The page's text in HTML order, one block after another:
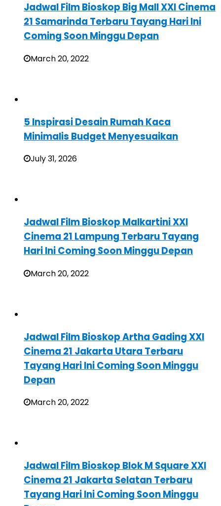
Jadwal Film Bioskop Big Mall XXI Cinema
21 Samarinda Terbaru Tayang Hari Ini
Coming Soon Minggu Depan
March 20, 2022
5 Inspirasi Desain Rumah Kaca
Minimalis Budget Menyesuaikan
July 31, 2026
Jadwal Film Bioskop Malkartini XXI
Cinema 21 Lampung Terbaru Tayang
Hari Ini Coming Soon Minggu Depan
March 20, 2022
Jadwal Film Bioskop Artha Gading XXI
Cinema 21 Jakarta Utara Terbaru
Tayang Hari Ini Coming Soon Minggu
Depan
March 20, 2022
Jadwal Film Bioskop Blok M Square XXI
Cinema 21 Jakarta Selatan Terbaru
Tayang Hari Ini Coming Soon Minggu